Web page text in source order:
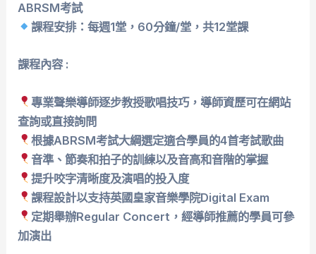
ABRSM考試
課程安排：每週1堂，60分鐘/堂，共12堂課
課程內容 :
專業聲樂導師逐步教授歌唱技巧，導師資歷可在網站
查詢或直接詢問
根據ABRSM考試大綱選定適合學員的4首考試歌曲
音準、節奏和拍子的訓練以及音高和音階的掌握
提升咬字清晰度及演唱的投入度
課程設計以支持英國皇家音樂學院Digital Exam
定期舉辦Regular Concert，經導師推薦的學員可參
加演出